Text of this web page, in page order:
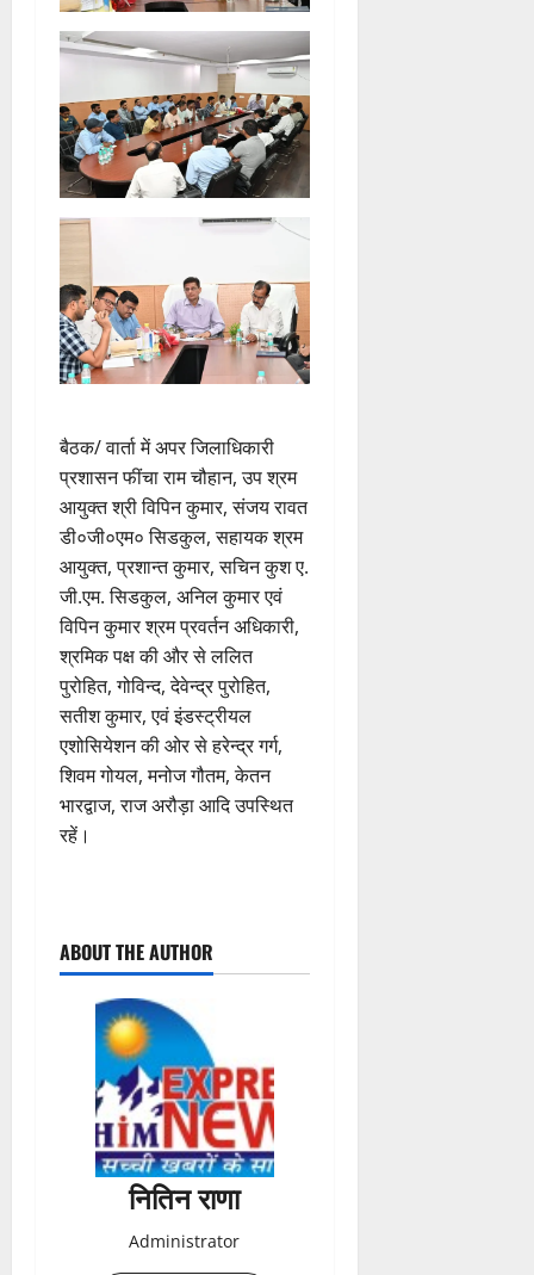
बैठक/ वार्ता में अपर जिलाधिकारी
प्रशासन फींचा राम चौहान, उप श्रम
आयुक्त श्री विपिन कुमार, संजय रावत
डी०जी०एम० सिडकुल, सहायक श्रम
आयुक्त, प्रशान्त कुमार, सचिन कुश ए.
जी.एम. सिडकुल, अनिल कुमार एवं
विपिन कुमार श्रम प्रवर्तन अधिकारी,
श्रमिक पक्ष की और से ललित
पुरोहित, गोविन्द, देवेन्द्र पुरोहित,
सतीश कुमार, एवं इंडस्ट्रीयल
एशोसियेशन की ओर से हरेन्द्र गर्ग,
शिवम गोयल, मनोज गौतम, केतन
भारद्वाज, राज अरौड़ा आदि उपस्थित
रहें।
o
ABOUT THE AUTHOR
नितिन राणा
Administrator